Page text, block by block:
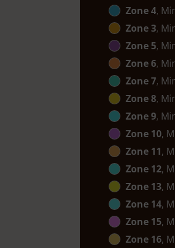
Zone 4,
Zone 3,
Zone 5,
Zone 6,
Zone 7,
Zone 8,
Zone 9,
Zone 10,
Zone 11,
Zone 12,
Zone 13,
Zone 14,
Zone 15,
Zone 16,